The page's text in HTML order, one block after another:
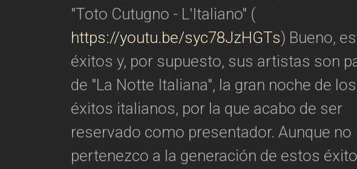
"Toto Cutugno - L'Italiano" (
https://youtu.be/syc78JzHGTs) Bueno,
éxitos y, por supuesto, sus artistas son
de "La Notte Italiana", la gran noche de los
éxitos italianos, por la que acabo de ser
reservado como presentador. Aunque no
pertenezco a la generación de estos